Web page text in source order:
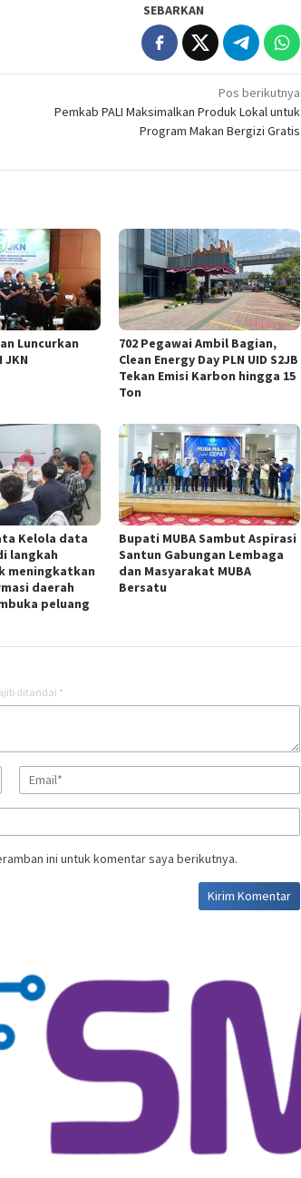
SEBARKAN
Pos berikutnya
Pemkab PALI Maksimalkan Produk Lokal untuk
Program Makan Bergizi Gratis
Luncurkan
JKN
702 Pegawai Ambil Bagian,
Clean Energy Day PLN UID S2JB
Tekan Emisi Karbon hingga 15
Ton
Kelola data
langkah
meningkatkan
daerah
peluang
Bupati MUBA Sambut Aspirasi
Santun Gabungan Lembaga
dan Masyarakat MUBA
Bersatu
ditandai *
ini untuk komentar saya berikutnya.